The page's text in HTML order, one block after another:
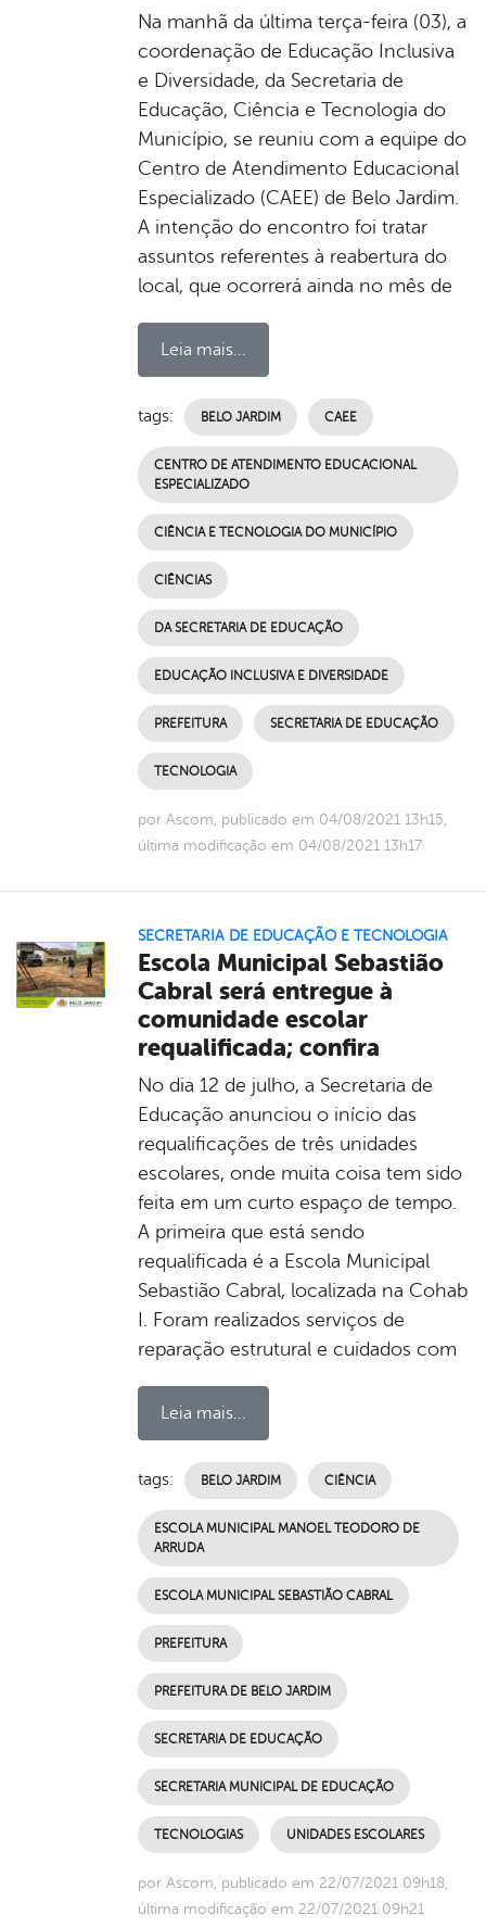
Na manhã da última terça-feira (03), a
coordenação de Educação Inclusiva
e Diversidade, da Secretaria de
Educação, Ciência e Tecnologia do
Município, se reuniu com a equipe do
Centro de Atendimento Educacional
Especializado (CAEE) de Belo Jardim.
A intenção do encontro foi tratar
assuntos referentes à reabertura do
local, que ocorrerá ainda no mês de
Leia mais...
tags: BELO JARDIM CAEE
CENTRO DE ATENDIMENTO EDUCACIONAL
ESPECIALIZADO
CIÊNCIA E TECNOLOGIA DO MUNICÍPIO
CIÊNCIAS
DA SECRETARIA DE EDUCAÇÃO
EDUCAÇÃO INCLUSIVA E DIVERSIDADE
PREFEITURA SECRETARIA DE EDUCAÇÃO
TECNOLOGIA
por Ascom, publicado em 04/08/2021 13h15,
última modificação em 04/08/2021 13h17
SECRETARIA DE EDUCAÇÃO E TECNOLOGIA
Escola Municipal Sebastião
Cabral será entregue à
comunidade escolar
requalificada; confira
No dia 12 de julho, a Secretaria de
Educação anunciou o início das
requalificações de três unidades
escolares, onde muita coisa tem sido
feita em um curto espaço de tempo.
A primeira que está sendo
requalificada é a Escola Municipal
Sebastião Cabral, localizada na Cohab
I. Foram realizados serviços de
reparação estrutural e cuidados com
Leia mais...
tags: BELO JARDIM CIÊNCIA
ESCOLA MUNICIPAL MANOEL TEODORO DE
ARRUDA
ESCOLA MUNICIPAL SEBASTIÃO CABRAL
PREFEITURA
PREFEITURA DE BELO JARDIM
SECRETARIA DE EDUCAÇÃO
SECRETARIA MUNICIPAL DE EDUCAÇÃO
TECNOLOGIAS UNIDADES ESCOLARES
por Ascom, publicado em 22/07/2021 09h18,
última modificação em 22/07/2021 09h21